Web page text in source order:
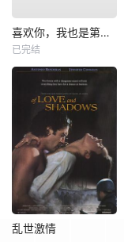
喜欢你，我也是第一部
已完结
乱世激情